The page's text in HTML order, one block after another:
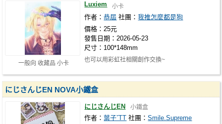
一般向 收藏品 小卡
Luxiem 小卡
作者：恭屆 社團：我推怎麼都是狗
價格：25元
發售日期：2026-05-23
尺寸：100*148mm
也可以用彩虹社相關創作交換~
にじさんじEN NOVA小鐵盒
にじさんじEN 小鐵盒
作者：葉子ˇTT 社團：Smile.Supreme